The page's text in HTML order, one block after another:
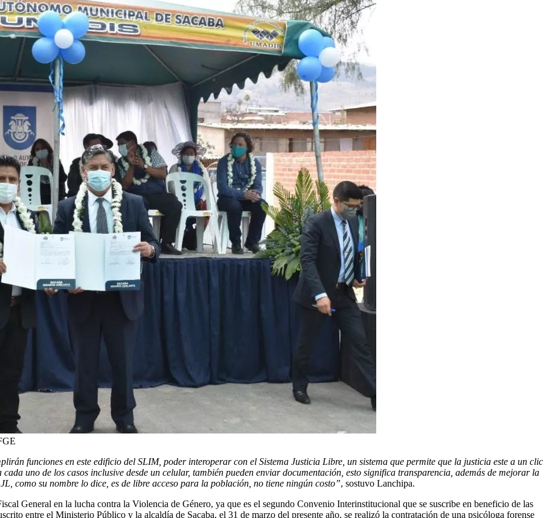
funciones en este edificio del SLIM, poder interoperar con el Sistema Justicia Libre, un sistema que permite que la justicia este a un clic
uno de los casos inclusive desde un celular, también pueden enviar documentación, esto significa transparencia, además de mejorar la
como su nombre lo dice, es de libre acceso para la población, no tiene ningún costo”, sostuvo Lanchipa.
General en la lucha contra la Violencia de Género, ya que es el segundo Convenio Interinstitucional que se suscribe en beneficio de las
entre el Ministerio Público y la alcaldía de Sacaba, el 31 de marzo del presente año, se realizó la contratación de una psicóloga forense